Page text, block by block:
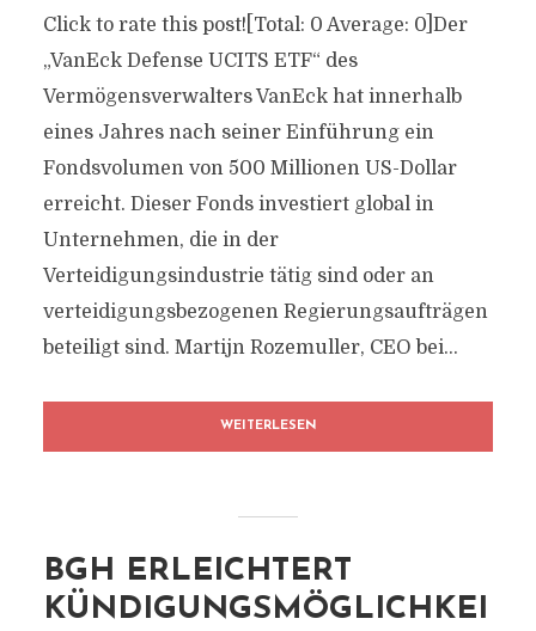
Click to rate this post![Total: 0 Average: 0]Der
„VanEck Defense UCITS ETF“ des
Vermögensverwalters VanEck hat innerhalb
eines Jahres nach seiner Einführung ein
Fondsvolumen von 500 Millionen US-Dollar
erreicht. Dieser Fonds investiert global in
Unternehmen, die in der
Verteidigungsindustrie tätig sind oder an
verteidigungsbezogenen Regierungsaufträgen
beteiligt sind. Martijn Rozemuller, CEO bei...
WEITERLESEN
BGH ERLEICHTERT
KÜNDIGUNGSMÖGLICHKEI